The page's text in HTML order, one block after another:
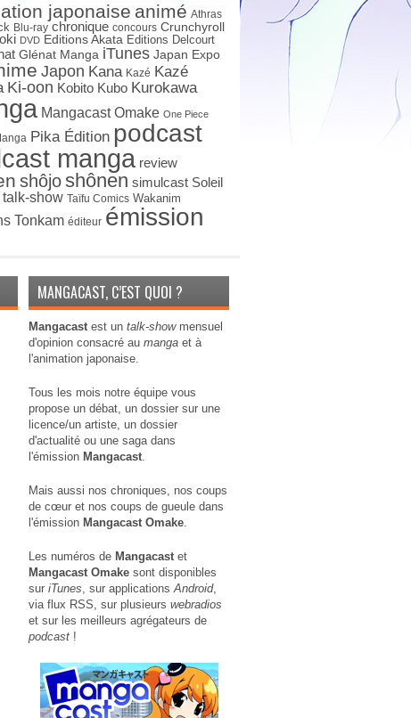
japonaise animé Athras
Blu-ray chronique concours Crunchyroll
DVD Editions Akata Editions Delcourt
Glénat Manga iTunes Japan Expo
Japon Kana Kazé Kazé
Ki-oon Kobito Kubo Kurokawa
Mangacast Omake One Piece
Pika Édition podcast
manga review
shôjoshônen simulcast Soleil
talk-show Taïfu Comics Wakanim
Tonkam éditeur émission
MANGACAST, C’EST QUOI ?
Mangacastest un talk-showmensuel
d'opinion consacré au manga et à
l'animation japonaise.
Tous les mois notre équipe vous
propose un débat, un dossier sur une
licence/un artiste, un dossier
d'actualité ou une saga dans
l'émission Mangacast.
Mais aussi nos chroniques, nos coups
de cœur et nos coups de gueule dans
l'émission Mangacast Omake.
Les numéros de Mangacastet
Mangacast Omake sont disponibles
sur iTunes, sur applicationsAndroid,
via flux RSS, sur plusieurs webradios
et sur les meilleurs agrégateurs de
podcast !